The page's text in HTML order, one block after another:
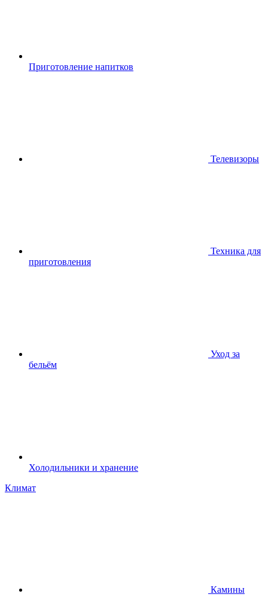
Приготовление напитков
Телевизоры
Техника для
приготовления
Уход за
бельём
Холодильники и хранение
Климат
Камины